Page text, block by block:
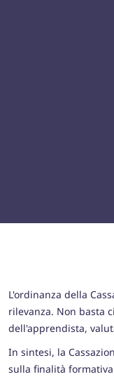
L'ordinanza della
rilevanza. Non basta
dell'apprendista,
In sintesi, la
sulla finalità